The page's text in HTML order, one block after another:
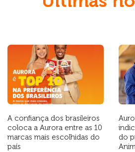
A confiança dos brasileiros
coloca a Aurora entre as 10
marcas mais escolhidas do
país
do